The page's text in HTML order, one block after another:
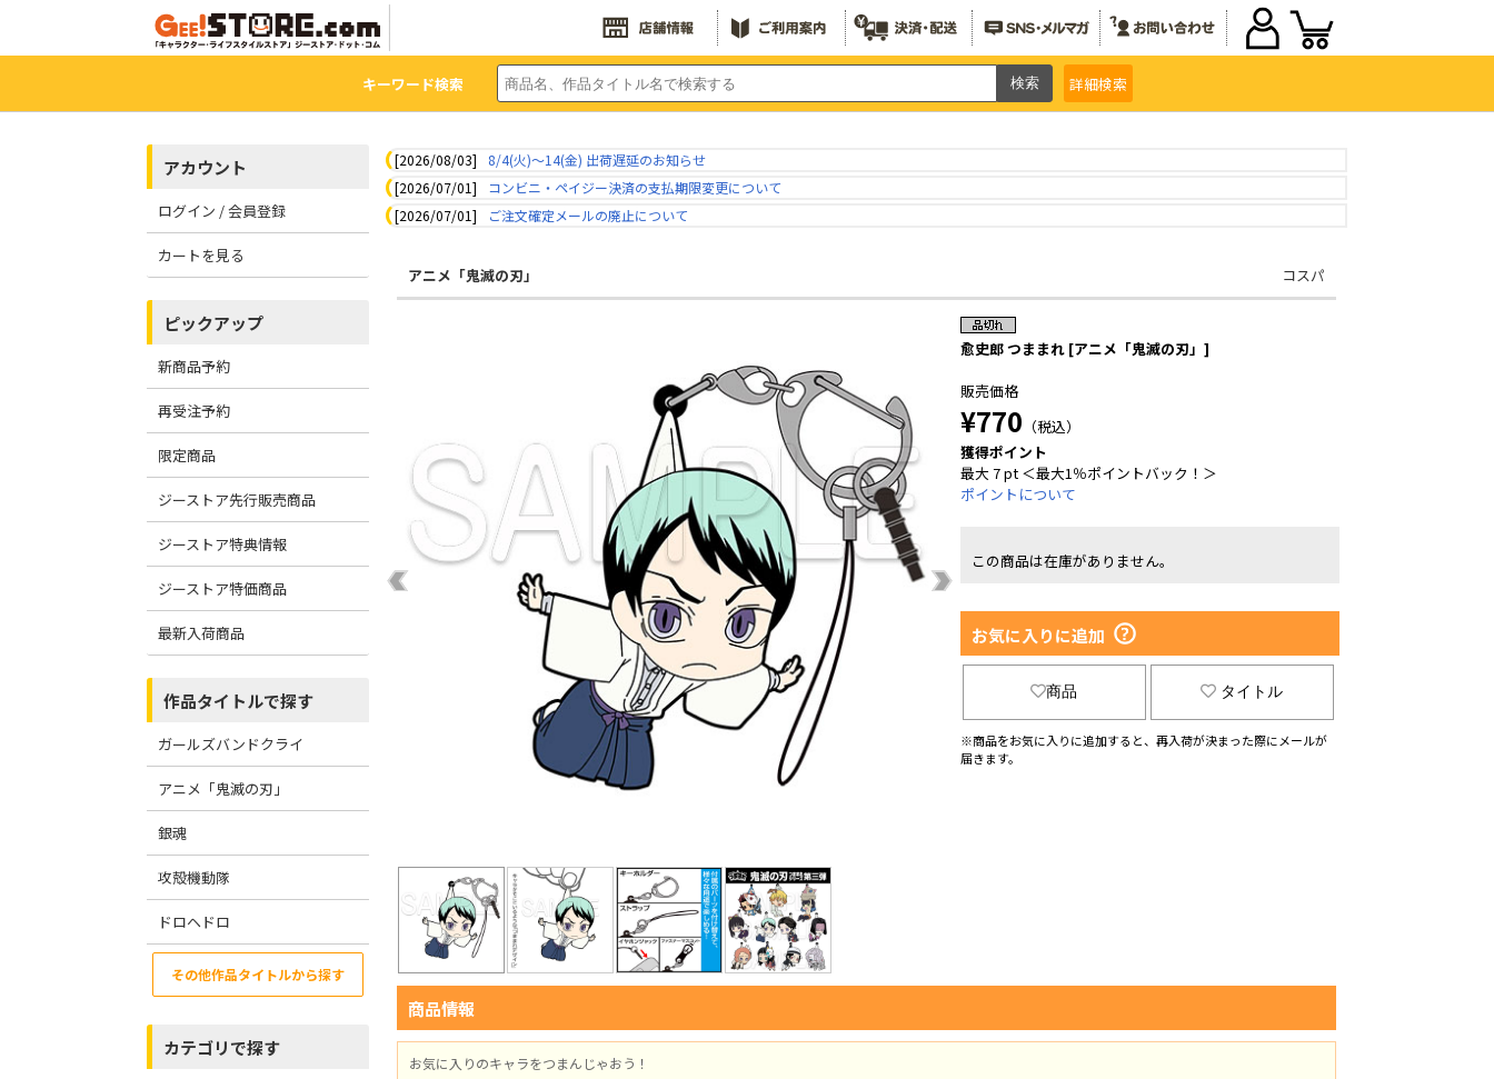
キーワード検索 詳細検索
アカウント
ログイン / 会員登録
カートを見る
ピックアップ
新商品予約
再受注予約
限定商品
ジーストア先行販売商品
ジーストア特典情報
ジーストア特価商品
最新入荷商品
作品タイトルで探す
ガールズバンドクライ
アニメ「鬼滅の刃」
銀魂
攻殻機動隊
ドロヘドロ
その他作品タイトルから探す
カテゴリで探す
[2026/08/03]
8/4(火)～14(金) 出荷遅延のお知らせ
[2026/07/01]
コンビニ・ペイジー決済の支払期限変更について
[2026/07/01]
ご注文確定メールの廃止について
アニメ「鬼滅の刃」 コスパ
愈史郎 つままれ [アニメ「鬼滅の刃」]
販売価格
¥770 （税込）
獲得ポイント
最大 7 pt ＜最大1％ポイントバック！＞
ポイントについて
この商品は在庫がありません。
お気に入りに追加
商品 タイトル
※商品をお気に入りに追加すると、再入荷が決まった際にメールが
届きます。
商品情報
お気に入りのキャラをつまんじゃおう！